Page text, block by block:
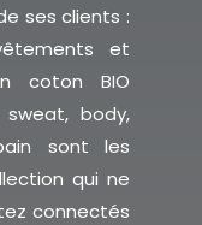
ses clients :
et
coton BIO
sweat, body,
sont les
qui ne
connectés